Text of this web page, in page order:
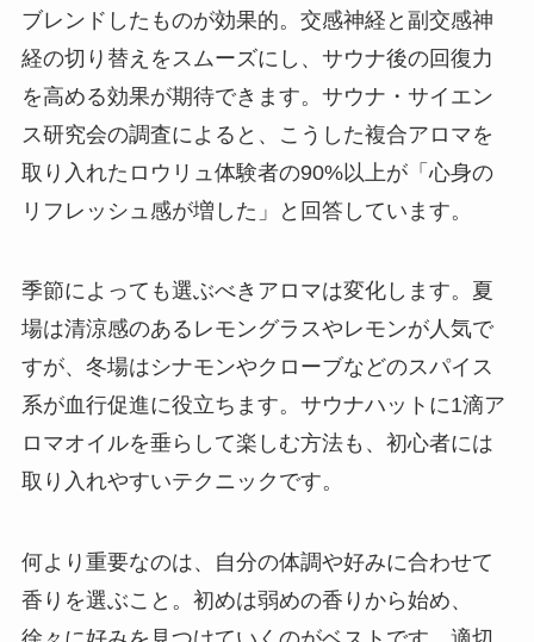
ブレンドしたものが効果的。交感神経と副交感神
経の切り替えをスムーズにし、サウナ後の回復力
を高める効果が期待できます。サウナ・サイエン
ス研究会の調査によると、こうした複合アロマを
取り入れたロウリュ体験者の90%以上が「心身の
リフレッシュ感が増した」と回答しています。
季節によっても選ぶべきアロマは変化します。夏
場は清涼感のあるレモングラスやレモンが人気で
すが、冬場はシナモンやクローブなどのスパイス
系が血行促進に役立ちます。サウナハットに1滴ア
ロマオイルを垂らして楽しむ方法も、初心者には
取り入れやすいテクニックです。
何より重要なのは、自分の体調や好みに合わせて
香りを選ぶこと。初めは弱めの香りから始め、